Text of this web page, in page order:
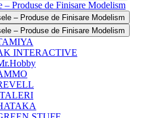
– Produse de Finisare Modelism
– Produse de Finisare Modelism
– Produse de Finisare Modelism
INTERACTIVE